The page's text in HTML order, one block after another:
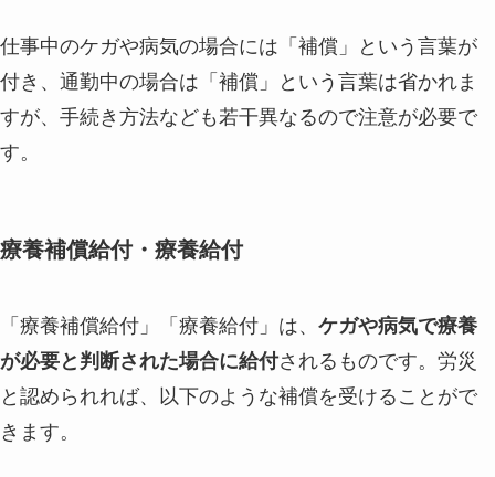
仕事中のケガや病気の場合には「補償」という言葉が
付き、通勤中の場合は「補償」という言葉は省かれま
すが、手続き方法なども若干異なるので注意が必要で
す。
療養補償給付・療養給付
「療養補償給付」「療養給付」は、 ケガや病気で療養
が必要と判断された場合に給付されるものです。労災
と認められれば、以下のような補償を受けることがで
きます。